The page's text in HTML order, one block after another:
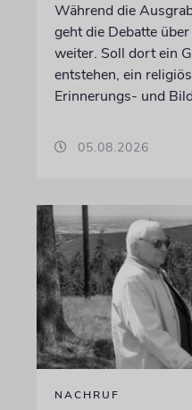
Während die
geht die Debatte
weiter. Soll dort ein
entstehen, ein
Erinnerungs- und
05.08.2026
NACHRUF